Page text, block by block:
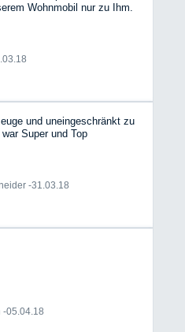
Wohnmobil nur zu Ihm.
und uneingeschränkt zu
Super und Top
-31.03.18
-05.04.18